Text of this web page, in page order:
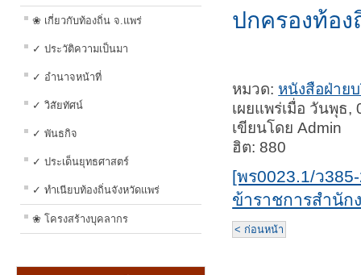
❀ เกี่ยวกับท้องถิ่น จ.แพร่
✓ ประวัติความเป็นมา
✓ อำนาจหน้าที่
✓ วิสัยทัศน์
✓ พันธกิจ
✓ ประเด็นยุทธศาสตร์
✓ ทำเนียบท้องถิ่นจังหวัดแพร่
❀ โครงสร้างบุคลากร
ปกครองท้อ
หมวด: หนังสือฝ่าย
เผยแพร่เมื่อ วันพุธ
เขียนโดย Admin
ฮิต: 880
[พร0023.1/ว
ข้าราชการสำนัก
< ก่อนหน้า